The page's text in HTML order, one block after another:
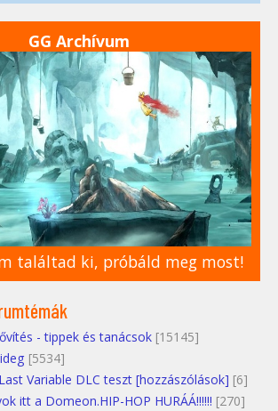
GG Archívum
találtad ki, próbáld meg most!
- tippek és tanácsok [15145]
[5534]
Variable DLC teszt [hozzászólások] [6]
itt a Domeon.HIP-HOP HURÁÁ!!!!!! [270]